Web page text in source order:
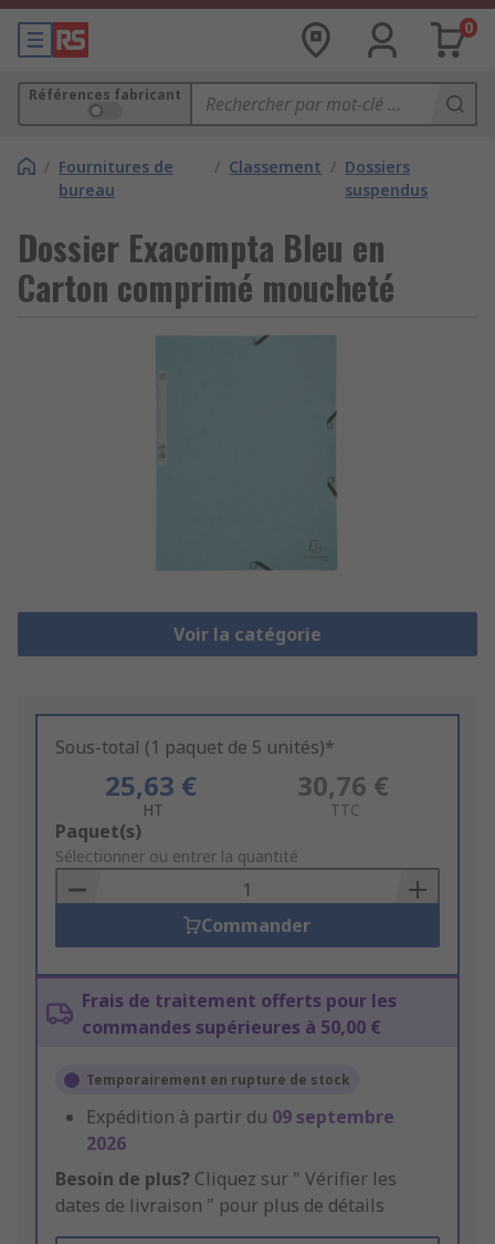
0
Références fabricant
/ Fournitures de
bureau
/ Classement / Dossiers
suspendus
Dossier Exacompta Bleu en
Carton comprimé moucheté
Voir la catégorie
Sous-total (1 paquet de 5 unités)*
25,63 €
HT
30,76 €
TTC
Add
to
Basket
Paquet(s)
Sélectionner ou entrer la quantité
Commander
Frais de traitement offerts pour les
commandes supérieures à 50,00 €
Temporairement en rupture de stock
Expédition à partir du 09 septembre
2026
Besoin de plus? Cliquez sur " Vérifier les
dates de livraison " pour plus de détails